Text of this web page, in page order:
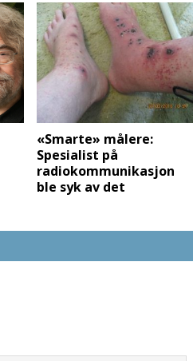
«Smarte» målere:
Spesialist på
radiokommunikasjon
ble syk av det